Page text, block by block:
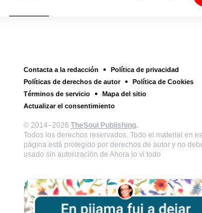
Contacta a la redacción
Política de privacidad
Políticas de derechos de autor
Política de Cookies
Términos de servicio
Mapa del sitio
Actualizar el consentimiento
© 2014–2026 TheSoul Publishing.
Todos los derechos reservados. Todo el material en
página está protegido por derechos de autor y no
usado sin autorización de Ahora lo vi todo